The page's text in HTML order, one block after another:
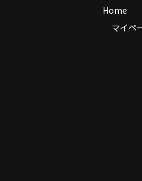
Home
マイペ